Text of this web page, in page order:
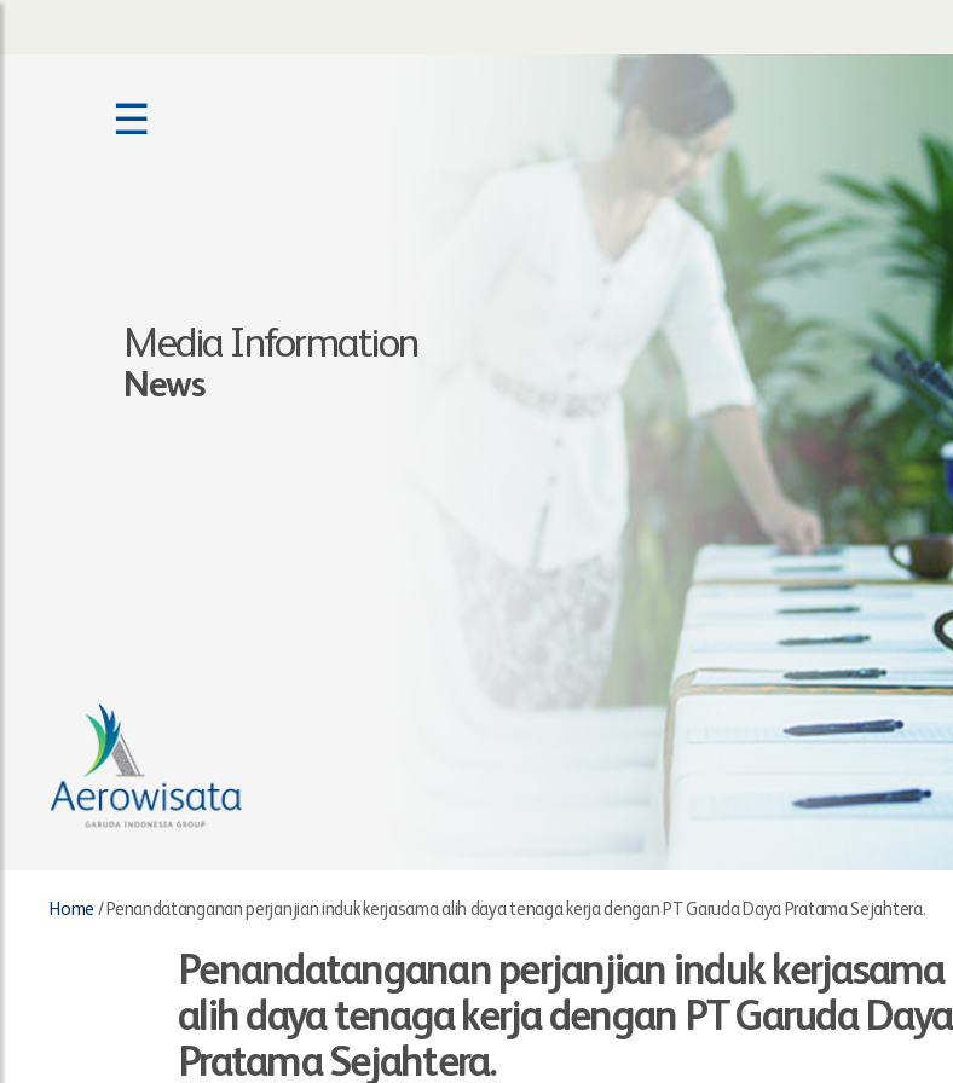
☰
Media Information
News
Home / Penandatanganan perjanjian induk kerjasama alih daya tenaga kerja dengan PT Garuda Daya Pratama Sejahtera.
Penandatanganan perjanjian induk kerjasama
alih daya tenaga kerja dengan PT Garuda Daya
Pratama Sejahtera.